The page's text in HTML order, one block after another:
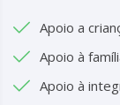
Apoio a
Apoio à
Apoio à